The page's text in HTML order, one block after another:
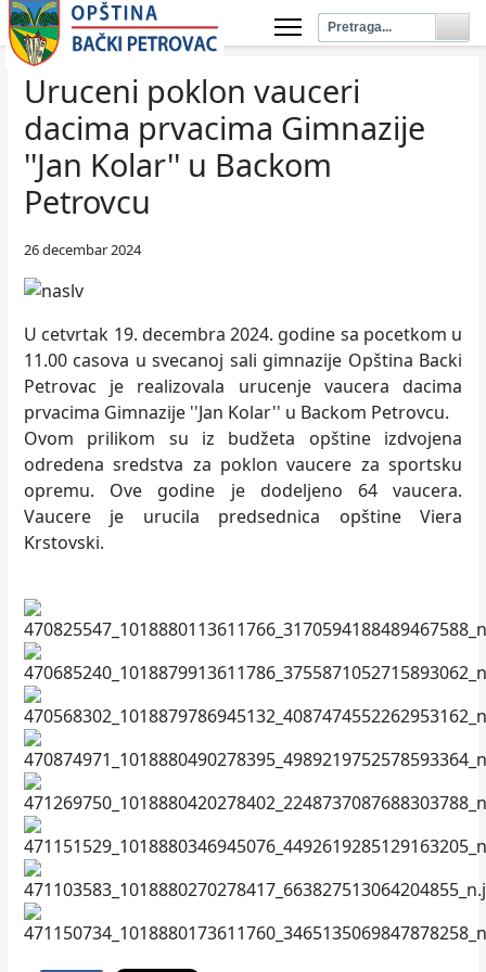
Uruceni poklon vauceri
dacima prvacima Gimnazije
''Jan Kolar'' u Backom
Petrovcu
26 decembar 2024
U cetvrtak 19. decembra 2024. godine sa pocetkom u
11.00 casova u svecanoj sali gimnazije Opština Backi
Petrovac je realizovala urucenje vaucera dacima
prvacima Gimnazije ''Jan Kolar'' u Backom Petrovcu.
Ovom prilikom su iz budžeta opštine izdvojena
odredena sredstva za poklon vaucere za sportsku
opremu. Ove godine je dodeljeno 64 vaucera.
Vaucere je urucila predsednica opštine Viera
Krstovski.